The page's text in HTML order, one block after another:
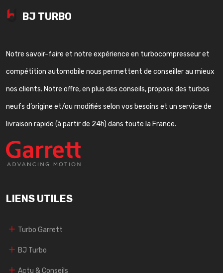
BJ TURBO
Notre savoir-faire et notre expérience en turbocompresseur et
compétition automobile nous permettent de conseiller au mieux
nos clients. Notre offre, en plus des conseils, propose des turbos
neufs d’origine et/ou modifiés selon vos besoins et un service de
livraison rapide (à partir de 24h) dans toute la France.
LIENS UTILES
Turbo Garrett
BJ Turbo
Actu & Conseils